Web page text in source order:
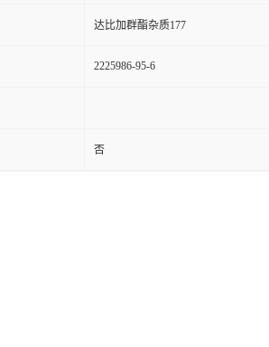
达比加群酯杂质177
2225986-95-6
否